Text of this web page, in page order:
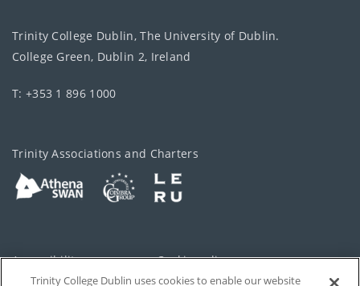
Trinity College Dublin, The University of Dublin.
College Green, Dublin 2, Ireland
T: +353 1 896 1000
Trinity Associations and Charters
Accessibility Cookie policy
Trinity College Dublin uses cookies to enable our website